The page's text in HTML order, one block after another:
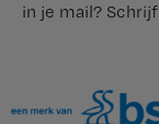
in je mail?